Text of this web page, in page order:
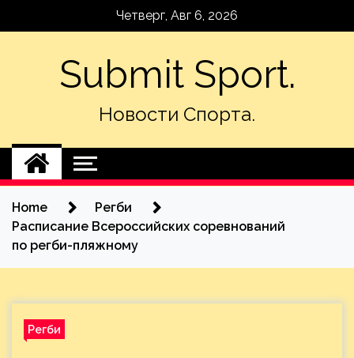
Четверг, Авг 6, 2026
Submit Sport.
Новости Спорта.
Home
Регби
Расписание Всероссийских соревнований
по регби-пляжному
Регби